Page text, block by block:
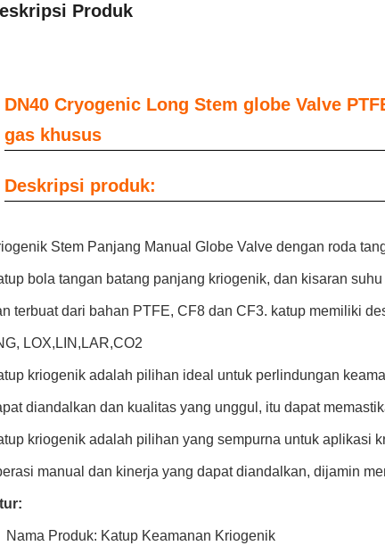
Produk
DN40 Cryogenic Long Stem globe Valve
gas khusus
Deskripsi produk:
Stem Panjang Manual Globe Valve dengan roda
bola tangan batang panjang kriogenik, dan kisaran
terbuat dari bahan PTFE, CF8 dan CF3. katup memiliki
LOX,LIN,LAR,CO2
kriogenik adalah pilihan ideal untuk perlindungan
diandalkan dan kualitas yang unggul, itu dapat
kriogenik adalah pilihan yang sempurna untuk aplikasi
manual dan kinerja yang dapat diandalkan, dijamin
Nama Produk: Katup Keamanan Kriogenik